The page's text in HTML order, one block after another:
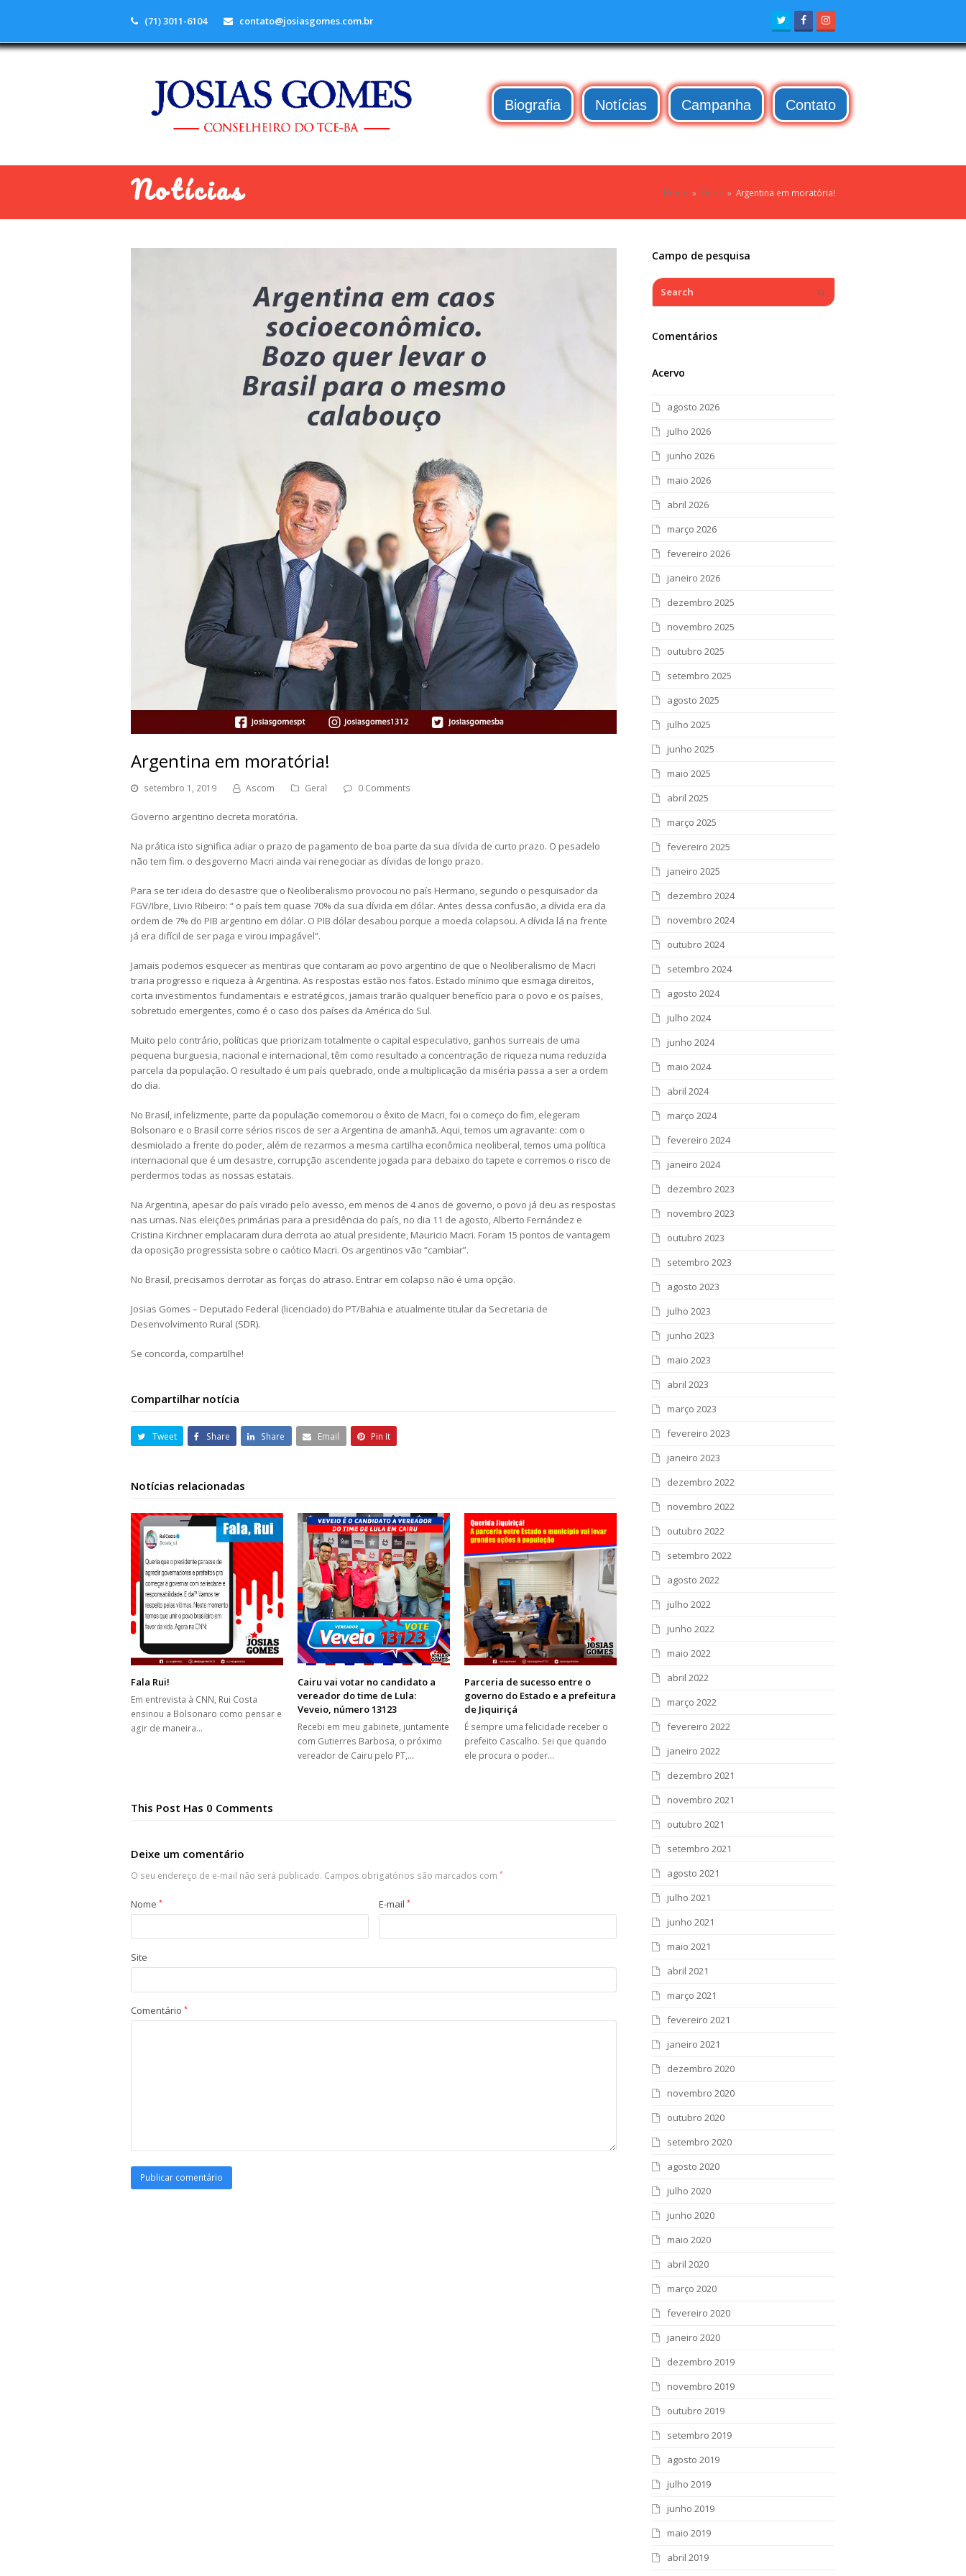
(71) 3011-6104 contato@josiasgomes.com.br TwitterFacebook
Biografia Notícias Campanha Contato
Notícias Home » Geral » Argentina em moratória!
Argentina em moratória!
setembro 1, 2019 Ascom Geral 0 Comments
Governo argentino decreta moratória.
Na prática isto significa adiar o prazo de pagamento de boa parte da sua dívida de curto prazo. O pesadelo
não tem fim. o desgoverno Macri ainda vai renegociar as dívidas de longo prazo.
Para se ter ideia do desastre que o Neoliberalismo provocou no país Hermano, segundo o pesquisador da
FGV/Ibre, Livio Ribeiro: “ o país tem quase 70% da sua dívida em dólar. Antes dessa confusão, a dívida era da
ordem de 7% do PIB argentino em dólar. O PIB dólar desabou porque a moeda colapsou. A dívida lá na frente
já era difícil de ser paga e virou impagável”.
Jamais podemos esquecer as mentiras que contaram ao povo argentino de que o Neoliberalismo de Macri
traria progresso e riqueza à Argentina. As respostas estão nos fatos. Estado mínimo que esmaga direitos,
corta investimentos fundamentais e estratégicos, jamais trarão qualquer benefício para o povo e os países,
sobretudo emergentes, como é o caso dos países da América do Sul.
Muito pelo contrário, políticas que priorizam totalmente o capital especulativo, ganhos surreais de uma
pequena burguesia, nacional e internacional, têm como resultado a concentração de riqueza numa reduzida
parcela da população. O resultado é um país quebrado, onde a multiplicação da miséria passa a ser a ordem
do dia.
No Brasil, infelizmente, parte da população comemorou o êxito de Macri, foi o começo do fim, elegeram
Bolsonaro e o Brasil corre sérios riscos de ser a Argentina de amanhã. Aqui, temos um agravante: com o
desmiolado a frente do poder, além de rezarmos a mesma cartilha econômica neoliberal, temos uma política
internacional que é um desastre, corrupção ascendente jogada para debaixo do tapete e corremos o risco de
perdermos todas as nossas estatais.
Na Argentina, apesar do país virado pelo avesso, em menos de 4 anos de governo, o povo já deu as respostas
nas urnas. Nas eleições primárias para a presidência do país, no dia 11 de agosto, Alberto Fernández e
Cristina Kirchner emplacaram dura derrota ao atual presidente, Mauricio Macri. Foram 15 pontos de vantagem
da oposição progressista sobre o caótico Macri. Os argentinos vão “cambiar”.
No Brasil, precisamos derrotar as forças do atraso. Entrar em colapso não é uma opção.
Josias Gomes – Deputado Federal (licenciado) do PT/Bahia e atualmente titular da Secretaria de
Desenvolvimento Rural (SDR).
Se concorda, compartilhe!
Compartilhar notícia
Tweet Share Share Email Pin It
Notícias relacionadas
Fala Rui!
Em entrevista à CNN, Rui Costa
ensinou a Bolsonaro como pensar e
agir de maneira…
Cairu vai votar no candidato a
vereador do time de Lula:
Veveio, número 13123
Recebi em meu gabinete, juntamente
com Gutierres Barbosa, o próximo
vereador de Cairu pelo PT,…
Parceria de sucesso entre o
governo do Estado e a prefeitura
de Jiquiriçá
É sempre uma felicidade receber o
prefeito Cascalho. Sei que quando
ele procura o poder…
This Post Has 0 Comments
Deixe um comentário
O seu endereço de e-mail não será publicado. Campos obrigatórios são marcados com *
Nome * E-mail *
Site
Comentário *
Campo de pesquisa
Search
Comentários
Acervo
agosto 2026
julho 2026
junho 2026
maio 2026
abril 2026
março 2026
fevereiro 2026
janeiro 2026
dezembro 2025
novembro 2025
outubro 2025
setembro 2025
agosto 2025
julho 2025
junho 2025
maio 2025
abril 2025
março 2025
fevereiro 2025
janeiro 2025
dezembro 2024
novembro 2024
outubro 2024
setembro 2024
agosto 2024
julho 2024
junho 2024
maio 2024
abril 2024
março 2024
fevereiro 2024
janeiro 2024
dezembro 2023
novembro 2023
outubro 2023
setembro 2023
agosto 2023
julho 2023
junho 2023
maio 2023
abril 2023
março 2023
fevereiro 2023
janeiro 2023
dezembro 2022
novembro 2022
outubro 2022
setembro 2022
agosto 2022
julho 2022
junho 2022
maio 2022
abril 2022
março 2022
fevereiro 2022
janeiro 2022
dezembro 2021
novembro 2021
outubro 2021
setembro 2021
agosto 2021
julho 2021
junho 2021
maio 2021
abril 2021
março 2021
fevereiro 2021
janeiro 2021
dezembro 2020
novembro 2020
outubro 2020
setembro 2020
agosto 2020
julho 2020
junho 2020
maio 2020
abril 2020
março 2020
fevereiro 2020
janeiro 2020
dezembro 2019
novembro 2019
outubro 2019
setembro 2019
agosto 2019
julho 2019
junho 2019
maio 2019
abril 2019